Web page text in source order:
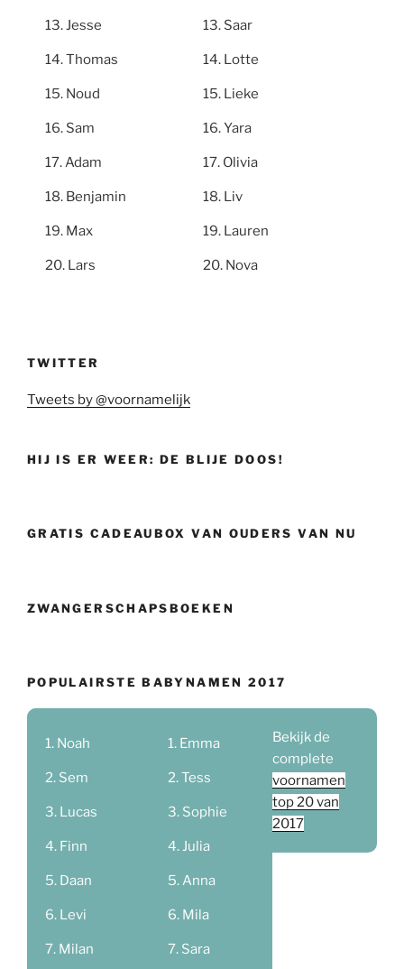
Jesse
Thomas
Noud
Sam
Adam
Benjamin
Max
Lars
Saar
Lotte
Lieke
Yara
Olivia
Liv
Lauren
Nova
TWITTER
Tweets by @voornamelijk
HIJ IS ER WEER: DE BLIJE DOOS!
GRATIS CADEAUBOX VAN OUDERS VAN NU
ZWANGERSCHAPSBOEKEN
POPULAIRSTE BABYNAMEN 2017
Noah
Sem
Lucas
Finn
Daan
Levi
Milan
Emma
Tess
Sophie
Julia
Anna
Mila
Sara
Bekijk de
complete
voornamen
top 20 van
2017